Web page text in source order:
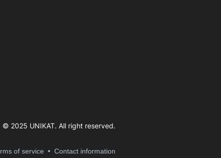
© 2025 UNIKAT. All right reserved.
of service • Contact information